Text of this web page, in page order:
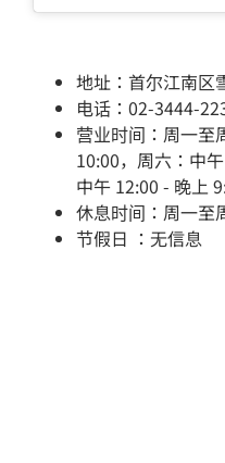
地址：首尔江南区
电话：02-3444-
营业时间：周一至
10:00，周六：中
中午 12:00 - 晚上
休息时间：周一至
节假日 ：无信息